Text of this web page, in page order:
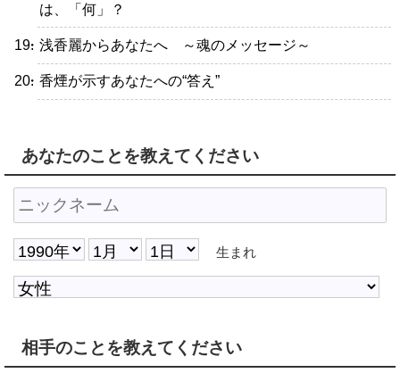
は、「何」？
・浅香麗からあなたへ ～魂のメッセージ～
・香煙が示すあなたへの“答え”
あなたのことを教えてください
生まれ
相手のことを教えてください